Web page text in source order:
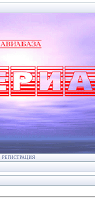
РЕГИСТРАЦИЯ